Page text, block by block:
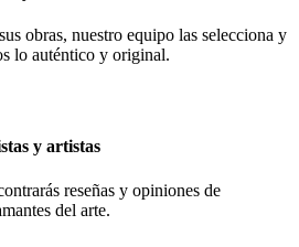
obras, nuestro equipo las selecciona y
lo auténtico y original.
y artistas
reseñas y opiniones de
del arte.